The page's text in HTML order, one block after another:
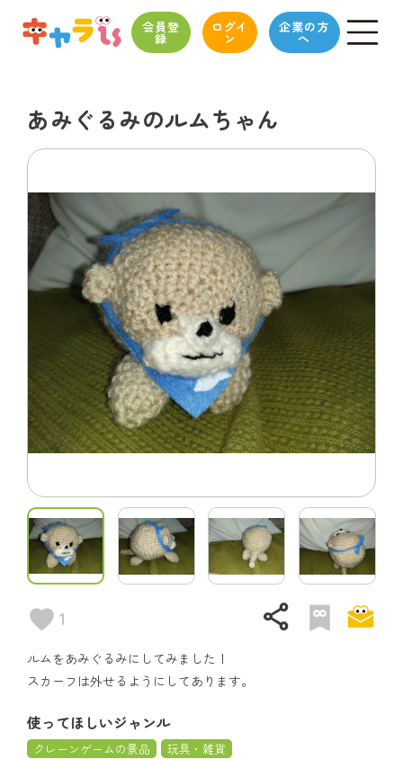
会員登
録
ログイ
ン
企業の方
へ
あみぐるみのルムちゃん
1 share
ルムをあみぐるみにしてみました！
スカーフは外せるようにしてあります。
使ってほしいジャンル
クレーンゲームの景品
玩具・雑貨